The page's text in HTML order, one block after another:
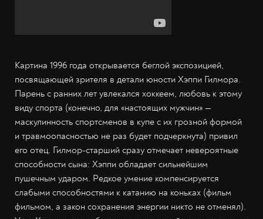
Картина 1996 года открывается беглой экспозицией,
посвящающей зрителя в детали юности Хэппи Гилмора.
Парень с ранних лет увлекался хоккеем, любовь к этому
виду спорта (конечно, для «настоящих мужчин» —
маскулинность спортсменов в купе с их грозной формой
и травмоопасностью не раз будет подчеркнута) привил
его отец. Гилмор-старший сразу отмечает невероятные
способности сына: Хэппи обладает сильнейшим
пушечным ударом. Редкое умение компенсируется
слабыми способностями к катанию на коньках (фильм
фильмом, а закон сохранения энергии никто не отменял).